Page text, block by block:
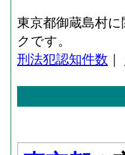
東京都御蔵島村
クです。
刑法犯認知件数 ｜